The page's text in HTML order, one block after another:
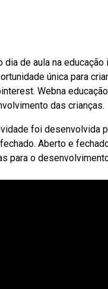
de aula na
única para
Webna
das crianças.
foi desenvolvida
Aberto e
para o